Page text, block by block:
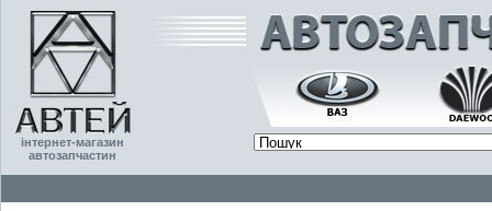
інтернет-магазин
автозапчастин